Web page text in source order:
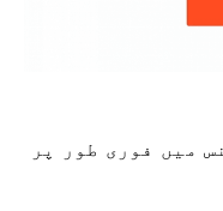
میں فوری طور پر